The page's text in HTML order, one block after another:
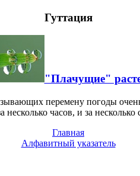
Гуттация
"Плачущие"
перемену погоды
несколько часов, и за несколько
Главная
Алфавитный указатель